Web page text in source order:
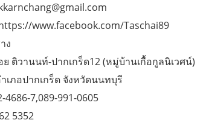
www.facebook.com/Taschai89
ง
ติวานนท์-ปากเกร็ด12 (หมู่บ้านเกื้อกูลนิเวศน์)
ภอปากเกร็ด จังหวัดนนทบุรี
4686-7,089-991-0605
5352